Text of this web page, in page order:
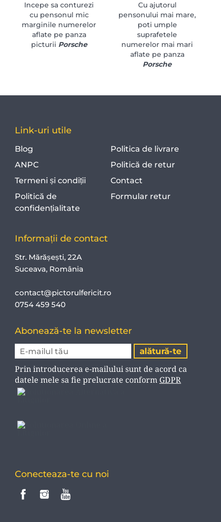
Incepe sa conturezi
cu pensonul mic
marginile numerelor
aflate pe panza
picturii Porsche
Cu ajutorul
pensonului mai mare,
poti umple
suprafetele
numerelor mai mari
aflate pe panza
Porsche
Link-uri utile
Blog
ANPC
Termeni și condiții
Politică de
confidențialitate
Politica de livrare
Politică de retur
Contact
Formular retur
Informații de contact
Str. Mărășești, 22A
Suceava, România
contact@pictorulfericit.ro
0754 459 540
Abonează-te la newsletter
Prin introducerea e-mailului sunt de acord ca
datele mele sa fie prelucrate conform GDPR
Conecteaza-te cu noi